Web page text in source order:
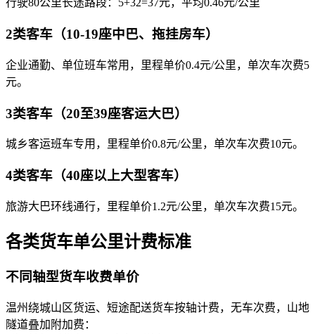
行驶80公里长途路段：5+32=37元，平均0.46元/公里
2类客车（10-19座中巴、拖挂房车）
企业通勤、单位班车常用，里程单价0.4元/公里，单次车次费5
元。
3类客车（20至39座客运大巴）
城乡客运班车专用，里程单价0.8元/公里，单次车次费10元。
4类客车（40座以上大型客车）
旅游大巴环线通行，里程单价1.2元/公里，单次车次费15元。
各类货车单公里计费标准
不同轴型货车收费单价
温州绕城山区货运、短途配送货车按轴计费，无车次费，山地
隧道叠加附加费：